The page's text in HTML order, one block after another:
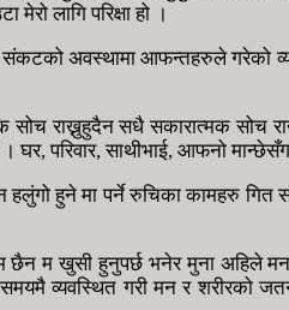
लागि परिक्षा हो ।
अवस्थामा आफन्तहरुले गरेको
राख्नुहुदैन सधै सकारात्मक सोच
परिवार, साथीभाई, आफनो मान्छेसँग
हुने मा पर्ने रुचिका कामहरु गित
छैन म खुसी हुनुपर्छ भनेर मुना अहिले
व्यवस्थित गरी मन र शरीरको